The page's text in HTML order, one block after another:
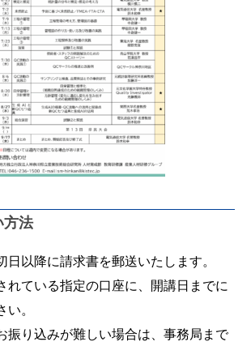
方法
以降に請求書を郵送いたします。
ている指定の口座に、開講日までに
。
り込みが難しい場合は、事務局まで